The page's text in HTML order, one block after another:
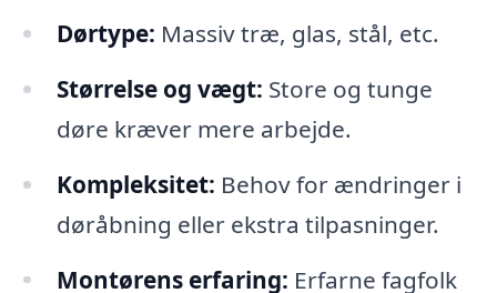
Dørtype: Massiv træ, glas, stål, etc.
Størrelse og vægt: Store og tunge
døre kræver mere arbejde.
Kompleksitet: Behov for ændringer i
døråbning eller ekstra tilpasninger.
Montørens erfaring: Erfarne fagfolk